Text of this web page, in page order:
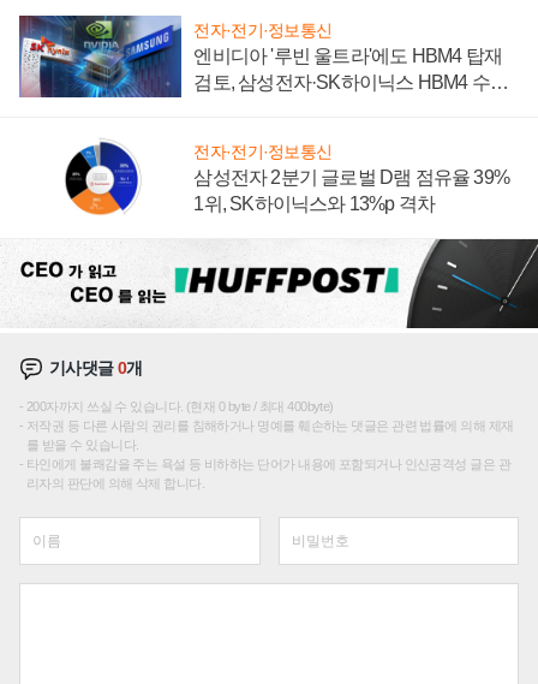
전자·전기·정보통신
엔비디아 '루빈 울트라'에도 HBM4 탑재
검토, 삼성전자·SK하이닉스 HBM4 수율
전자·전기·정보통신
삼성전자 2분기 글로벌 D램 점유율 39%
1위, SK하이닉스와 13%p 격차
기사댓글0개
200자까지 쓰실 수 있습니다. (현재 0 byte / 최대 400byte)
저작권 등 다른 사람의 권리를 침해하거나 명예를 훼손하는 댓글은 관련 법률에 의해 제재
를 받을 수 있습니다.
타인에게 불쾌감을 주는 욕설 등 비하하는 단어가 내용에 포함되거나 인신공격성 글은 관
리자의 판단에 의해 삭제 합니다.